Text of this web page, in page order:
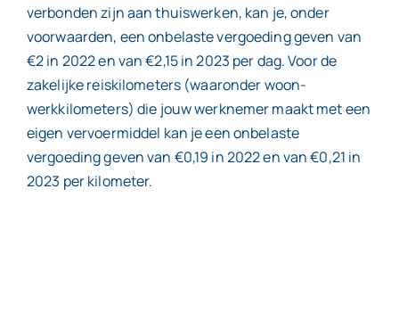
verbonden zijn aan thuiswerken, kan je, onder
voorwaarden, een onbelaste vergoeding geven van
€2 in 2022 en van €2,15 in 2023 per dag. Voor de
zakelijke reiskilometers (waaronder woon-
werkkilometers) die jouw werknemer maakt met een
eigen vervoermiddel kan je een onbelaste
vergoeding geven van €0,19 in 2022 en van €0,21 in
2023 per kilometer.